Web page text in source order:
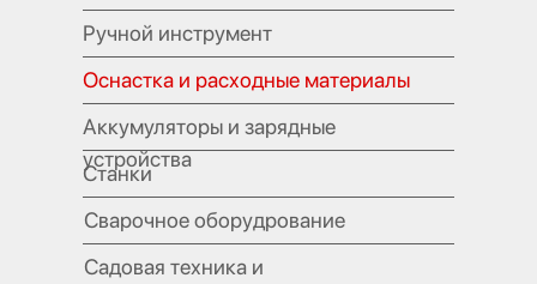
Оснастка и расходные материалы
Ручной инструмент
Аккумуляторы и зарядные
устройства
Сварочное оборудрование
Садовая техника и
Станки